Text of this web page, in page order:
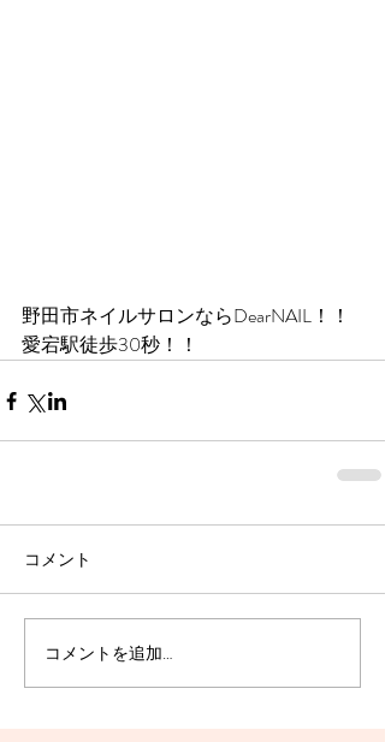
野田市ネイルサロンならDearNAIL！！
愛宕駅徒歩30秒！！
コメント
コメントを追加…